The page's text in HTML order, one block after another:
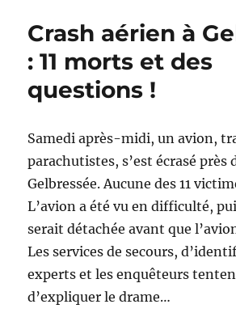
Spa
Crash aérien à
: 11 morts et des
questions !
Samedi après-midi, un avion,
parachutistes, s’est écrasé près
Gelbressée. Aucune des 11
L’avion a été vu en difficulté,
serait détachée avant que
Les services de secours,
experts et les enquêteurs
d’expliquer le drame…